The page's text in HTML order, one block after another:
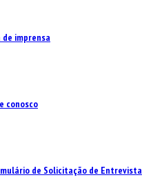
de imprensa
conosco
de Solicitação de Entrevista